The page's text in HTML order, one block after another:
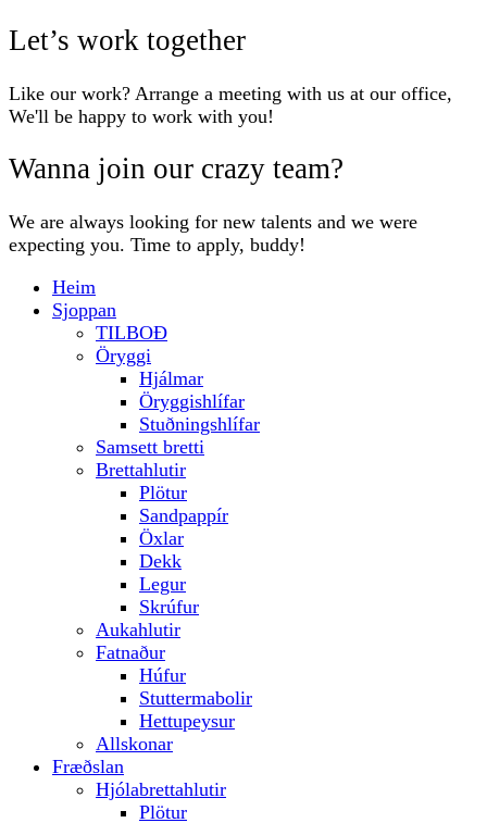
Let’s work together
Like our work? Arrange a meeting with us at our office,
We'll be happy to work with you!
Wanna join our crazy team?
We are always looking for new talents and we were
expecting you. Time to apply, buddy!
Heim
Sjoppan
TILBOÐ
Öryggi
Hjálmar
Öryggishlífar
Stuðningshlífar
Samsett bretti
Brettahlutir
Plötur
Sandpappír
Öxlar
Dekk
Legur
Skrúfur
Aukahlutir
Fatnaður
Húfur
Stuttermabolir
Hettupeysur
Allskonar
Fræðslan
Hjólabrettahlutir
Plötur